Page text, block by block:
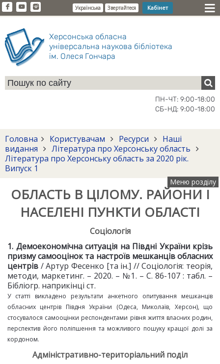
Українська Звертайтеся Кабінет
Херсонська обласна
універсальна наукова бібліотека
ім. Олеся Гончара
ПН-ЧТ: 9:00-18:00
СБ-НД: 9:00-18:00
Головна Користувачам Ресурси
Наші
видання
Література про Херсонську область
Література про Херсонську область за 2020 рік.
Випуск 1
Меню розділу
ОБЛАСТЬ В ЦІЛОМУ. РАЙОНИ І
НАСЕЛЕНІ ПУНКТИ ОБЛАСТІ
Соціологія
1. Демоекономічна ситуація на Півдні України крізь
призму самооцінок та настроїв мешканців обласних
центрів / Артур Фесенко [та ін.] // Соціологія: теорія,
методи, маркетинг. – 2020. – №1. – С. 86-107 : табл. –
Бібліогр. наприкінці ст.
У статті викладено результати анкетного опитування мешканців
обласних центрів Півдня України (Одеса, Миколаїв, Херсон), що
стосувалося самооцінки респондентами рівня життя власних родин,
перспектив його поліпшення та можливого пошуку кращої долі за
кордоном.
Адміністративно-територіальний поділ